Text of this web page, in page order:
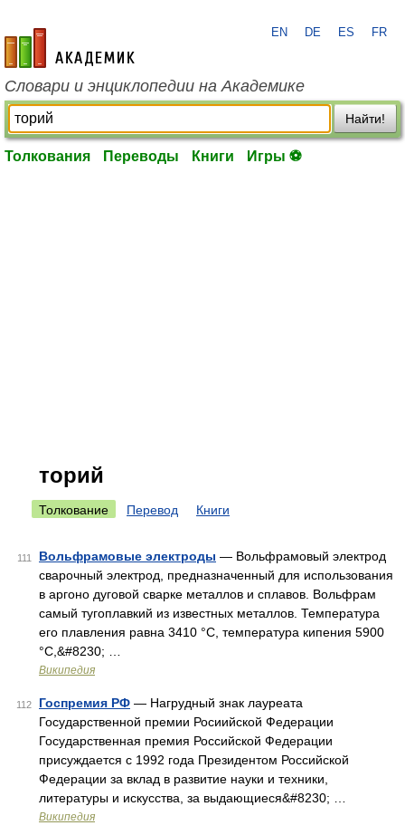
academic.ru
EN DE ES FR
Словари и энциклопедии на Академике
Найти!
Толкования Переводы Книги Игры ⚽
торий
Толкование Перевод Книги
111 Вольфрамовые электроды — Вольфрамовый электрод
сварочный электрод, предназначенный для использования
в аргоно дуговой сварке металлов и сплавов. Вольфрам
самый тугоплавкий из известных металлов. Температура
его плавления равна 3410 °С, температура кипения 5900
°С,&#8230; …
Википедия
112 Госпремия РФ — Нагрудный знак лауреата
Государственной премии Росиийской Федерации
Государственная премия Российской Федерации
присуждается с 1992 года Президентом Российской
Федерации за вклад в развитие науки и техники,
литературы и искусства, за выдающиеся&#8230; …
Википедия